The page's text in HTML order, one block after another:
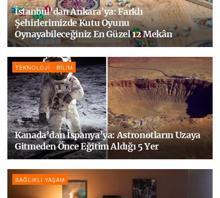
İstanbul’dan Ankara’ya: Farklı
Şehirlerimizde Kutu Oyunu
Oynayabileceğiniz En Güzel 12 Mekân
TEKNOLOJI - BILIM
Kanada’dan İspanya’ya: Astronotların Uzaya
Gitmeden Önce Eğitim Aldığı 5 Yer
SAĞLIKLI YAŞAM